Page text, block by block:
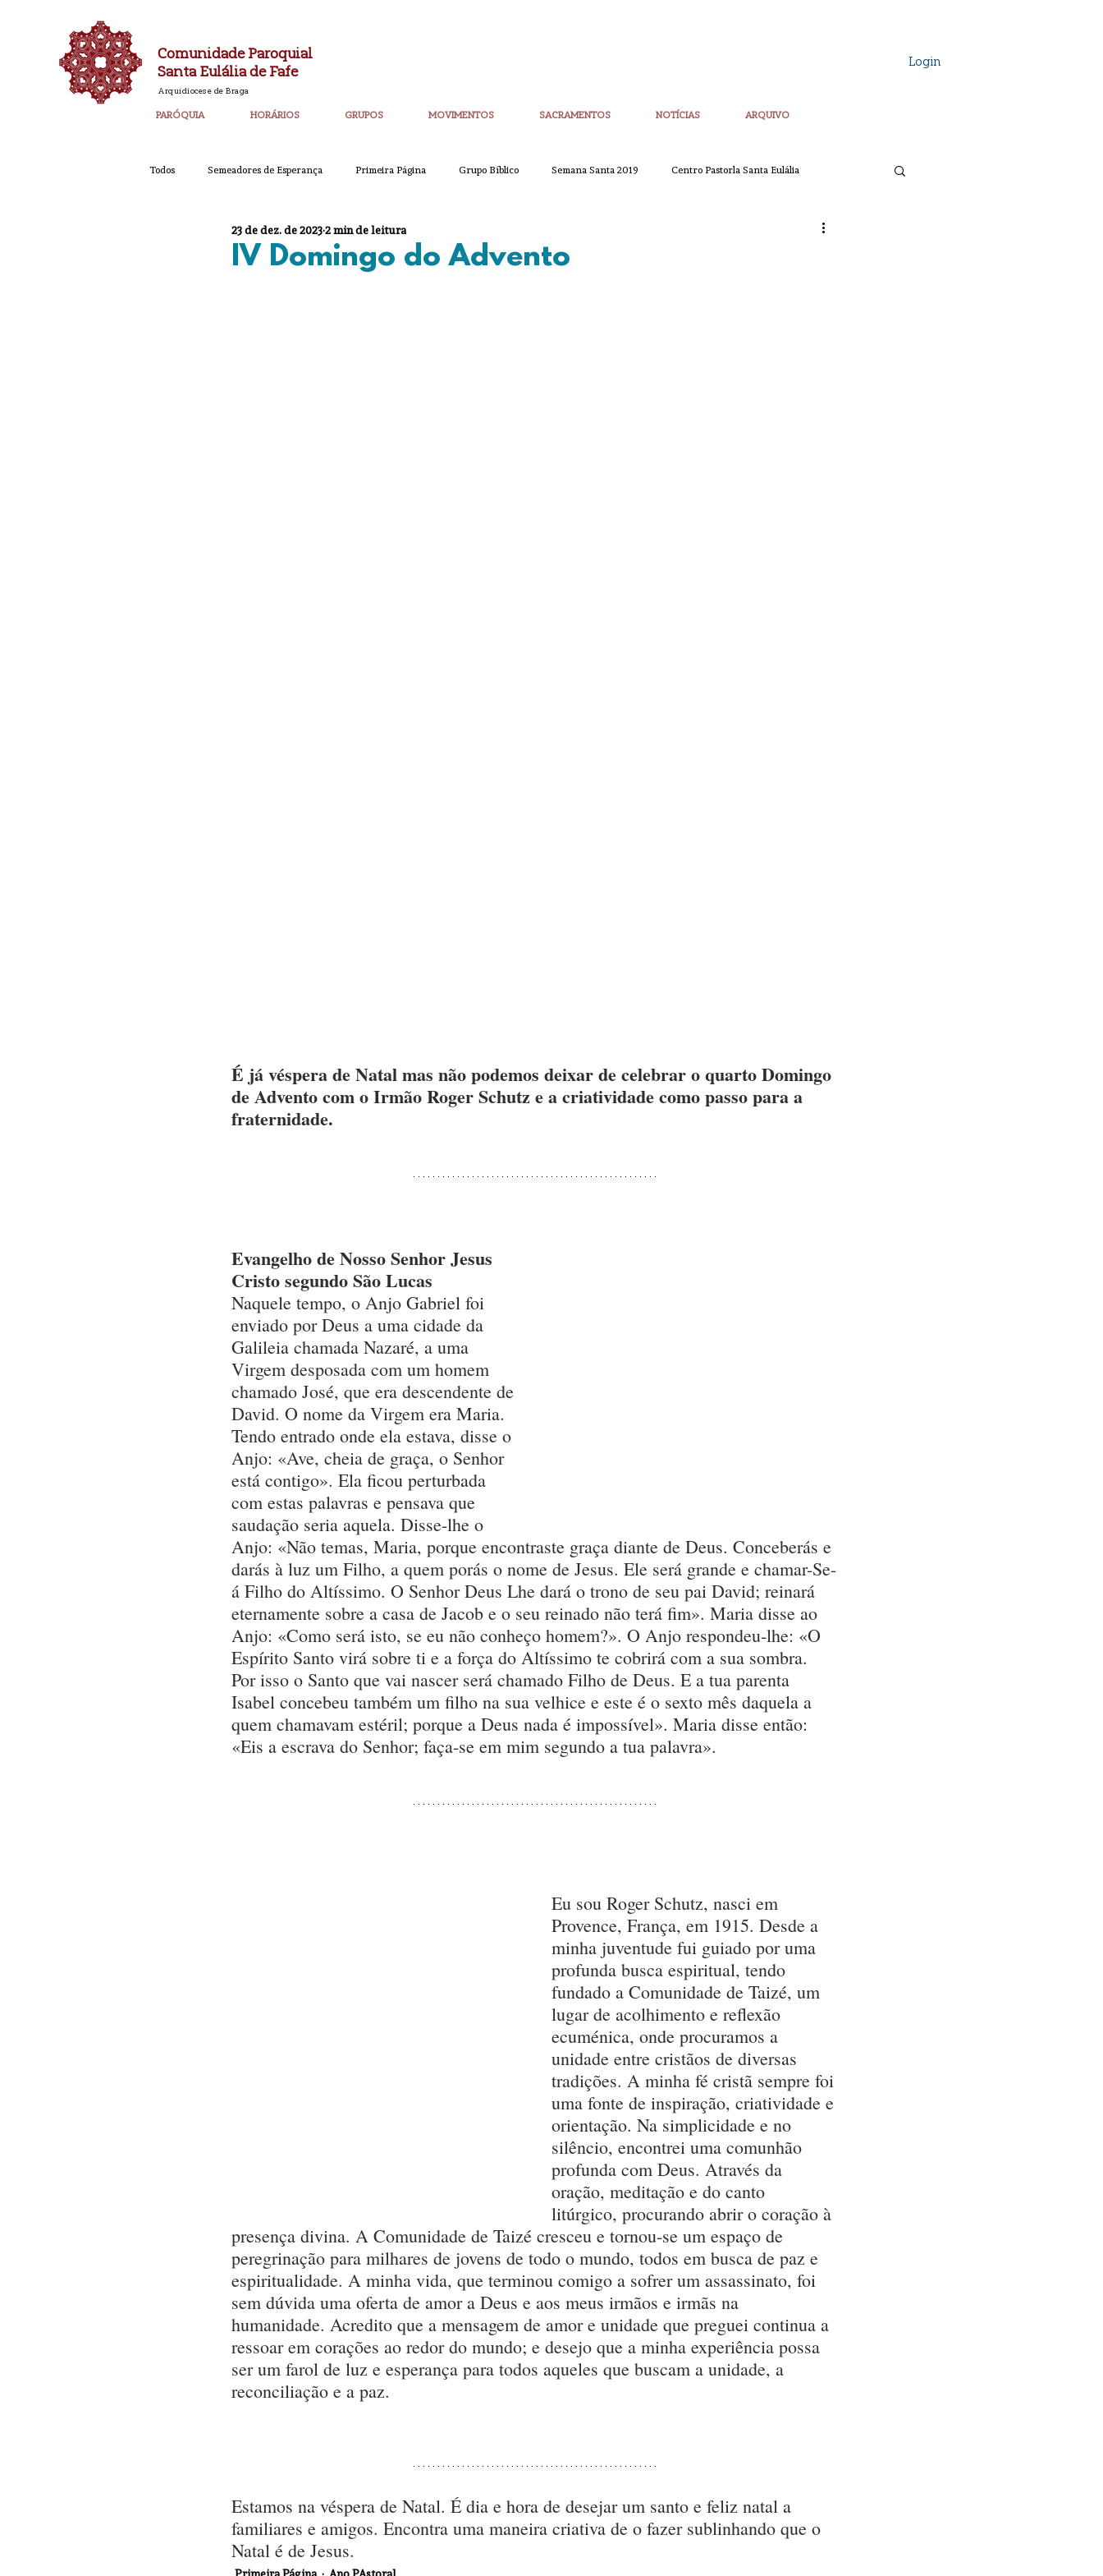
Comunidade Paroquial
Santa Eulália de Fafe
Login
Arquidiocese de Braga
PARÓQUIA HORÁRIOS GRUPOS MOVIMENTOS SACRAMENTOS NOTÍCIAS ARQUIVO
Todos Semeadores de Esperança Primeira Página Grupo Bíblico Semana Santa 2019 Centro Pastorla Santa Eulália
Ano PAstoral Boletim Igreja Nova
IV Domingo do Advento
23 de dez. de 20232 min de leitura
É já véspera de Natal mas não podemos deixar de celebrar o quarto Domingo
de Advento com o Irmão Roger Schutz e a criatividade como passo para a
fraternidade.
Evangelho de Nosso Senhor Jesus
Cristo segundo São Lucas
Naquele tempo, o Anjo Gabriel foi
enviado por Deus a uma cidade da
Galileia chamada Nazaré, a uma
Virgem desposada com um homem
chamado José, que era descendente de
David. O nome da Virgem era Maria.
Tendo entrado onde ela estava, disse o
Anjo: «Ave, cheia de graça, o Senhor
está contigo». Ela ficou perturbada
com estas palavras e pensava que
saudação seria aquela. Disse-lhe o
Anjo: «Não temas, Maria, porque encontraste graça diante de Deus. Conceberás e
darás à luz um Filho, a quem porás o nome de Jesus. Ele será grande e chamar-Se-
á Filho do Altíssimo. O Senhor Deus Lhe dará o trono de seu pai David; reinará
eternamente sobre a casa de Jacob e o seu reinado não terá fim». Maria disse ao
Anjo: «Como será isto, se eu não conheço homem?». O Anjo respondeu-lhe: «O
Espírito Santo virá sobre ti e a força do Altíssimo te cobrirá com a sua sombra.
Por isso o Santo que vai nascer será chamado Filho de Deus. E a tua parenta
Isabel concebeu também um filho na sua velhice e este é o sexto mês daquela a
quem chamavam estéril; porque a Deus nada é impossível». Maria disse então:
«Eis a escrava do Senhor; faça-se em mim segundo a tua palavra».
Eu sou Roger Schutz, nasci em
Provence, França, em 1915. Desde a
minha juventude fui guiado por uma
profunda busca espiritual, tendo
fundado a Comunidade de Taizé, um
lugar de acolhimento e reflexão
ecuménica, onde procuramos a
unidade entre cristãos de diversas
tradições. A minha fé cristã sempre foi
uma fonte de inspiração, criatividade e
orientação. Na simplicidade e no
silêncio, encontrei uma comunhão
profunda com Deus. Através da
oração, meditação e do canto
litúrgico, procurando abrir o coração à
presença divina. A Comunidade de Taizé cresceu e tornou-se um espaço de
peregrinação para milhares de jovens de todo o mundo, todos em busca de paz e
espiritualidade. A minha vida, que terminou comigo a sofrer um assassinato, foi
sem dúvida uma oferta de amor a Deus e aos meus irmãos e irmãs na
humanidade. Acredito que a mensagem de amor e unidade que preguei continua a
ressoar em corações ao redor do mundo; e desejo que a minha experiência possa
ser um farol de luz e esperança para todos aqueles que buscam a unidade, a
reconciliação e a paz.
Estamos na véspera de Natal. É dia e hora de desejar um santo e feliz natal a
familiares e amigos. Encontra uma maneira criativa de o fazer sublinhando que o
Natal é de Jesus.
Primeira Página Ano PAstoral